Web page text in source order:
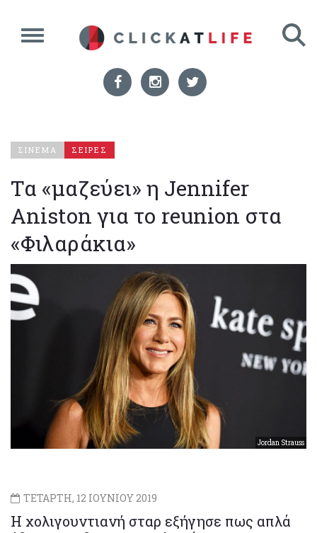
ΣΙΝΕΜΑ ΣΕΙΡΕΣ
Τα «μαζεύει» η Jennifer
Aniston για το reunion στα
«Φιλαράκια»
Jordan Strauss
ΤΕΤΑΡΤΗ, 12 ΙΟΥΝΙΟΥ 2019
Η χολιγουντιανή σταρ εξήγησε πως απλά